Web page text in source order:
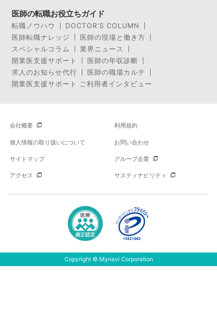
医師の転職お役立ちガイド
転職ノウハウ
DOCTOR’S COLUMN
医師転職ナレッジ
医師の現場と働き方
スペシャルコラム
業界ニュース
開業医支援サポート
医師の年収診断
求人のお知らせ代行
医師の職場カルテ
開業医支援サポート ご利用者インタビュー
会社概要 利用規約
個人情報の取り扱いについて お問い合わせ
サイトマップ グループ企業
アクセス サスティナビリティ
Copyright © Mynavi Corporation